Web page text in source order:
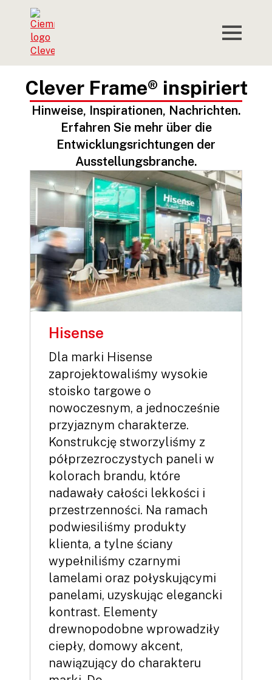
Clever Frame® inspiriert
Hinweise, Inspirationen, Nachrichten.
Erfahren Sie mehr über die
Entwicklungsrichtungen der
Ausstellungsbranche.
Hisense
Dla marki Hisense
zaprojektowaliśmy wysokie
stoisko targowe o
nowoczesnym, a jednocześnie
przyjaznym charakterze.
Konstrukcję stworzyliśmy z
półprzezroczystych paneli w
kolorach brandu, które
nadawały całości lekkości i
przestrzenności. Na ramach
podwiesiliśmy produkty
klienta, a tylne ściany
wypełniliśmy czarnymi
lamelami oraz połyskującymi
panelami, uzyskując elegancki
kontrast. Elementy
drewnopodobne wprowadziły
ciepły, domowy akcent,
nawiązujący do charakteru